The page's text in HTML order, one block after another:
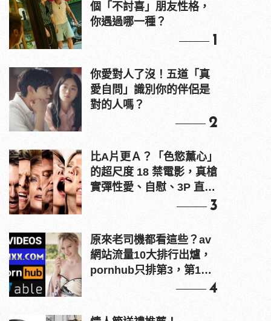
個「不討喜」朋友性格，
你遇過哪一種？
1
你愛對人了沒！五道「真
愛自問」識別你的伴侶是
對的人嗎？
2
比A片更Ａ？「色慾薰心」
的超尺度 18 禁電影，真槍
實彈性愛、自慰、3P 直接
3
原來老司機都看這些？av
網站流量10大排行出爐，
pornhub只排第3，第1名
4